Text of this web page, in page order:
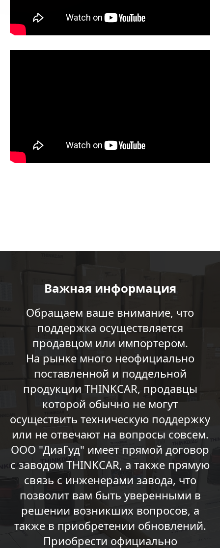
Таблица
Важная информация
Обращаем ваше внимание, что
поддержка осуществляется
продавцом или импортером.
На рынке много неофициально
поставленной и поддельной
продукции THINKCAR, продавцы
которой обычно не могут
осуществить техническую поддержку
или не отвечают на вопросы совсем.
ООО "ДиаГуд" имеет прямой договор
с заводом THINKCAR, а также прямую
связь с инженерами завода, что
позволит вам быть уверенными в
решении возникших вопросов, а
также в приобретении обновлений.
Приобрести официально